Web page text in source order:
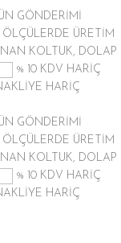
GÖNDERİMİ
ÜRETİM
KOLTUK, DOLAP
% 10 KDV HARİÇ
HARİÇ
GÖNDERİMİ
ÜRETİM
KOLTUK, DOLAP
% 10 KDV HARİÇ
HARİÇ